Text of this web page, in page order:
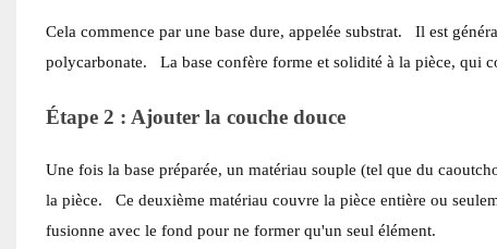
Cela commence par une base dure, appelée substrat.
Il est
polycarbonate.
La base confère forme et solidité à la pièce, qui
Étape 2 : Ajouter la couche douce
Une fois la base préparée, un matériau souple (tel que du
la pièce.
Ce deuxième matériau couvre la pièce entière ou
fusionne avec le fond pour ne former qu'un seul élément.